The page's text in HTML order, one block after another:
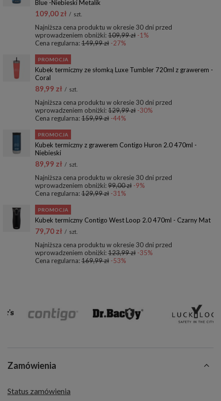
Blue -Niebieski Metalik
109,00 zł / szt.
Najniższa cena produktu w okresie 30 dni przed
wprowadzeniem obniżki:109,99 zł -1%
Cena regularna:149,99 zł -27%
PROMOCJA
Kubek termiczny ze słomką Luxe Tumbler 720ml z grawerem -
Coral
89,99 zł / szt.
Najniższa cena produktu w okresie 30 dni przed
wprowadzeniem obniżki:129,99 zł -30%
Cena regularna:159,99 zł -44%
PROMOCJA
Kubek termiczny z grawerem Contigo Huron 2.0 470ml -
Niebieski
89,99 zł / szt.
Najniższa cena produktu w okresie 30 dni przed
wprowadzeniem obniżki:99,00 zł -9%
Cena regularna:129,99 zł -31%
PROMOCJA
Kubek termiczny Contigo West Loop 2.0 470ml - Czarny Mat
79,70 zł / szt.
Najniższa cena produktu w okresie 30 dni przed
wprowadzeniem obniżki:123,99 zł -35%
Cena regularna:169,99 zł -53%
Zamówienia
Status zamówienia